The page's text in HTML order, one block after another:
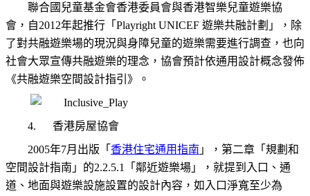
聯合國兒童基金會香港委員會與香港智樂兒童遊樂協
會，自2012年起推行「Playright UNICEF 遊樂共融計劃」，除
了對共融遊樂場的現況與身障兒童的遊樂需要進行調查，也向
社會大眾宣傳共融遊樂的理念，協會預計依通用設計概念發佈
《共融遊樂空間設計指引》。
4.
香港房屋協會
2005年7月出版「香港住宅通用指南 」，第二章「規劃和
空間設計指南」的2.2.5.1「鄰近遊樂場」，就提到入口、通
道、地面與遊樂設施設置的設計內容，如入口淨寬至少為